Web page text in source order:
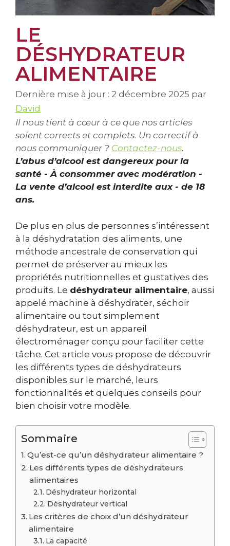
LE
DÉSHYDRATEUR
ALIMENTAIRE
Dernière mise à jour : 2 décembre 2025 par
David
Il nous tient à cœur à ce que nos articles
soient corrects et complets. Un correctif à
nous communiquer ? Contactez-nous.
L’abus d’alcool est dangereux pour la
santé - À consommer avec modération -
La vente d’alcool est interdite aux - de 18
ans.
De plus en plus de personnes s’intéressent
à la déshydratation des aliments, une
méthode ancestrale de conservation qui
permet de préserver au mieux les
propriétés nutritionnelles et gustatives des
produits. Le déshydrateur alimentaire, aussi
appelé machine à déshydrater, séchoir
alimentaire ou tout simplement
déshydrateur, est un appareil
électroménager conçu pour faciliter cette
tâche. Cet article vous propose de découvrir
les différents types de déshydrateurs
disponibles sur le marché, leurs
fonctionnalités et quelques conseils pour
bien choisir votre modèle.
Sommaire
Qu’est-ce qu’un déshydrateur alimentaire ?
Les différents types de déshydrateurs
alimentaires
Déshydrateur horizontal
Déshydrateur vertical
Les critères de choix d’un déshydrateur
alimentaire
La capacité